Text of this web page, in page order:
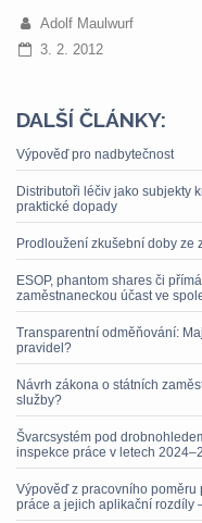
Adolf Maulwurf
3. 2. 2012
DALŠÍ ČLÁNKY:
Výpověď pro nadbytečnost
Distributoři léčiv jako subjekty
praktické dopady
Prodloužení zkušební doby ze
ESOP, phantom shares či
zaměstnaneckou účast ve
Transparentní odměňování:
pravidel?
Návrh zákona o státních
služby?
Švarcsystém pod
inspekce práce v letech
Výpověď z pracovního poměru
práce a jejich aplikační rozdíly